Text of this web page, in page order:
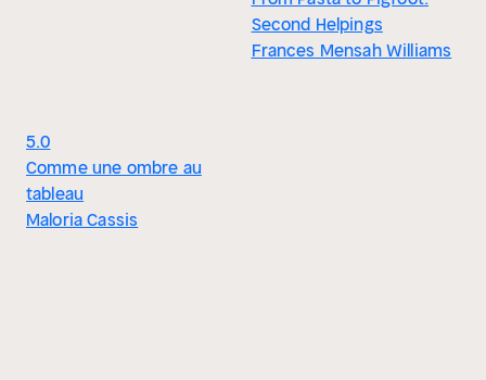
5.0
Comme une ombre au
tableau
Maloria Cassis
Second Helpings
Frances Mensah Williams